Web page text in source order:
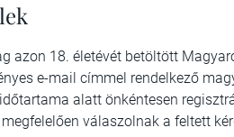
azon 18. életévét betöltött
e-mail címmel rendelkező
alatt önkéntesen
válaszolnak a feltett